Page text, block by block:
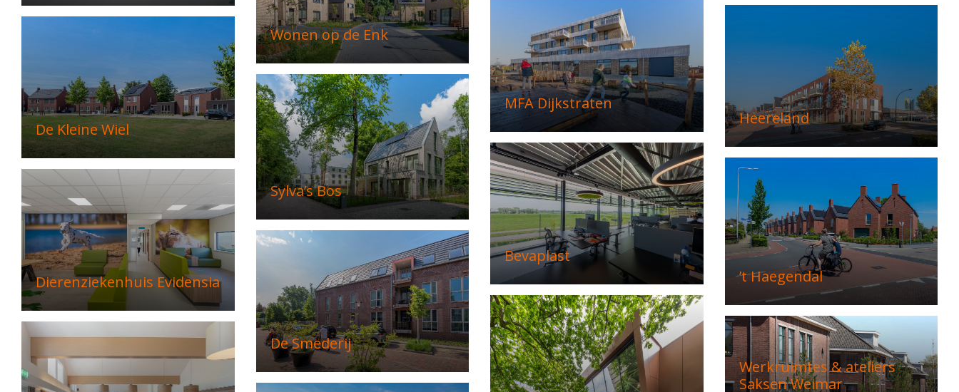
Wonen op de Enk
MFA Dijkstraten
Heereland
De Kleine Wiel
Sylva’s Bos
Bevaplast
’t Haegendal
Dierenziekenhuis Evidensia
De Smederij
Werkruimtes & ateliers
Saksen Weimar